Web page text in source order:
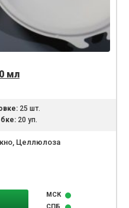
мл
25 шт.
20 уп.
Целлюлоза
МСК